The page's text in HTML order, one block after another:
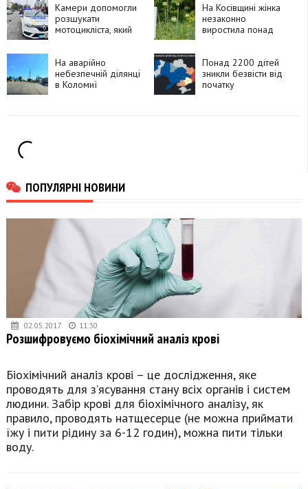
Камери допомогли
розшукати
мотоцикліста, який
На Косівщині жінка
незаконно
виростила понад
На аварійно
небезпечній ділянці
в Коломиї
Понад 2200 дітей
зникли безвісти від
початку
ПОПУЛЯРНІ НОВИНИ
02.05.2017 11:30
Розшифровуємо біохімічний аналіз крові
Біохімічний аналіз крові – це дослідження, яке
проводять для з’ясування стану всіх органів і систем
людини. Забір крові для біохімічного аналізу, як
правило, проводять натщесерце (не можна приймати
їжу і пити рідину за 6-12 годин), можна пити тільки
воду.